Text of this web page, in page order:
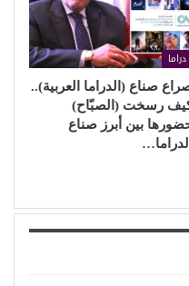
دراما
صناع (الدراما العربية)..
رسخت (الصبّاح)
بين أبرز صناع
الدراما…